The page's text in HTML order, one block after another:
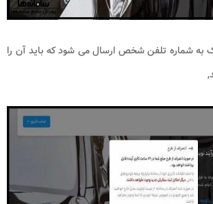
به شماره تلفن شخص ارسال می شود که باید آن را